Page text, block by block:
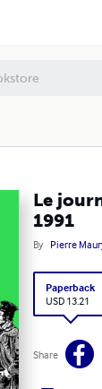
Le
1991
By Pierre
Paperback
USD 13.21
Share